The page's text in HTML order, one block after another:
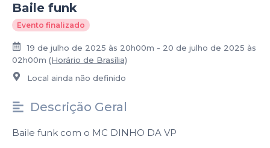
Baile funk
Evento finalizado
19 de julho de 2025 às 20h00m - 20 de julho de 2025 às
02h00m (Horário de Brasília)
Local ainda não definido
Descrição Geral
Baile funk com o MC DINHO DA VP